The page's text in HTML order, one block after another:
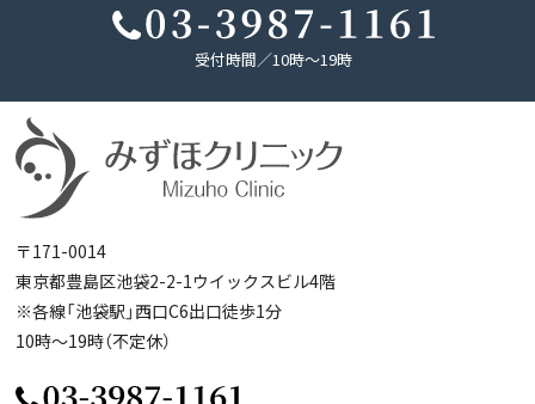
受付時間／10時～19時
〒171-0014
東京都豊島区池袋2-2-1ウイックスビル4階
※各線「池袋駅」西口C6出口徒歩1分
10時～19時（不定休）